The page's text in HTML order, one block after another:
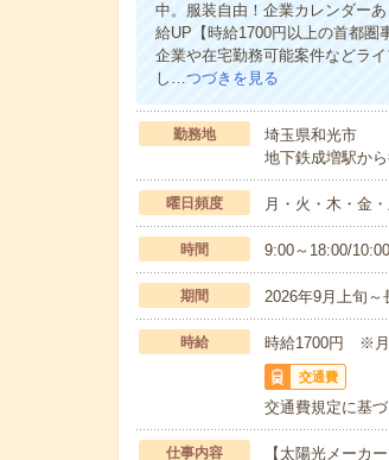
中。服装自由！企業カレンダー
給UP【時給1700円以上の首都圏
企業や在宅勤務可能案件などラ
し…つづきを見る
勤務地
埼玉県和光市
地下鉄成増駅か
曜日頻度 月・火・木・金
時間 9:00～18:00/
期間 2026年9月上旬
時給 時給1700円 ※月
交通費
交通費規定に基
仕事内容
【太陽光メーカ